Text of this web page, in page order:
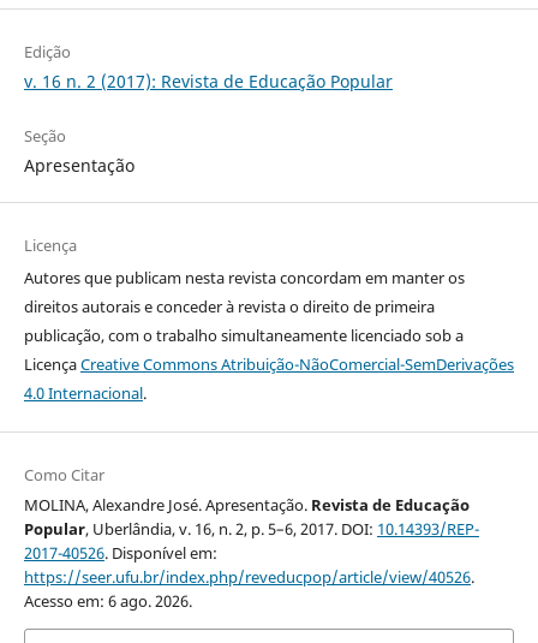
Edição
v. 16 n. 2 (2017): Revista de Educação Popular
Seção
Apresentação
Licença
Autores que publicam nesta revista concordam em manter os
direitos autorais e conceder à revista o direito de primeira
publicação, com o trabalho simultaneamente licenciado sob a
LicençaCreative Commons Atribuição-NãoComercial-SemDerivações
4.0 Internacional.
Como Citar
MOLINA, Alexandre José. Apresentação. Revista de Educação
Popular, Uberlândia, v. 16, n. 2, p. 5–6, 2017. DOI: 10.14393/REP-
2017-40526. Disponível em:
https://seer.ufu.br/index.php/reveducpop/article/view/40526.
Acesso em: 6 ago. 2026.